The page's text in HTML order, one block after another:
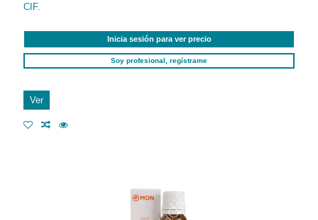
CIF.
Inicia sesión para ver precio
Soy profesional, regístrame
Ver